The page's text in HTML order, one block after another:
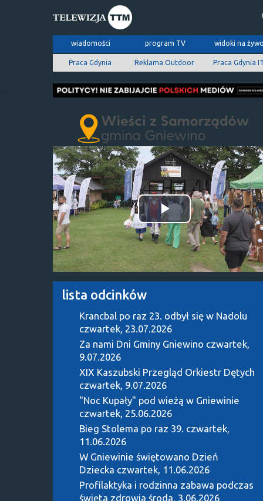
wiadomości program TV widoki na
Praca Gdynia Reklama Outdoor Praca Gdynia
Odtwórz
wideo
lista odcinków
Krancbal po raz 23. odbył się w Nadolu
czwartek, 23.07.2026
Za nami Dni Gminy Gniewino czwartek,
9.07.2026
XIX Kaszubski Przegląd Orkiestr Dętych
czwartek, 9.07.2026
"Noc Kupały" pod wieżą w Gniewinie
czwartek, 25.06.2026
Bieg Stolema po raz 39. czwartek,
11.06.2026
W Gniewinie świętowano Dzień
Dziecka czwartek, 11.06.2026
Profilaktyka i rodzinna zabawa podczas
święta zdrowia środa, 3.06.2026